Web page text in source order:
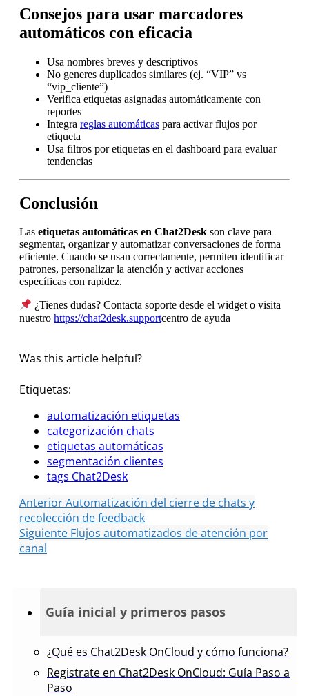
Consejos para usar marcadores
automáticos con eficacia
Usa nombres breves y descriptivos
No generes duplicados similares (ej. “VIP” vs
“vip_cliente”)
Verifica etiquetas asignadas automáticamente con
reportes
Integra reglas automáticas para activar flujos por
etiqueta
Usa filtros por etiquetas en el dashboard para evaluar
tendencias
Conclusión
Las etiquetas automáticas en Chat2Desk son clave para
segmentar, organizar y automatizar conversaciones de forma
eficiente. Cuando se usan correctamente, permiten identificar
patrones, personalizar la atención y activar acciones
específicas con rapidez.
¿Tienes dudas? Contacta soporte desde el widget o visita
nuestro https://chat2desk.supportcentro de ayuda
Was this article helpful?
Etiquetas:
automatización etiquetas
categorización chats
etiquetas automáticas
segmentación clientes
tags Chat2Desk
AnteriorAutomatización del cierre de chats y
recolección de feedback
Siguiente Flujos automatizados de atención por
canal
Guía inicial y primeros pasos
¿Qué es Chat2Desk OnCloud y cómo funciona?
Registrate en Chat2Desk OnCloud: Guía Paso a
Paso